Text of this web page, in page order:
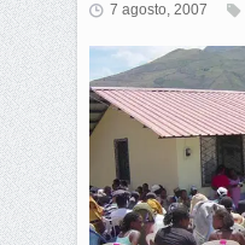
7 agosto, 2007